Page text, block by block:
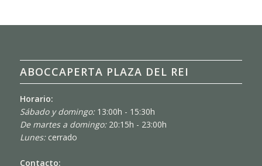
ABOCCAPERTA PLAZA DEL REI
Horario:
Sábado y domingo:13:00h - 15:30h
De martes a domingo:20:15h - 23:00h
Lunes:cerrado
Contacto: